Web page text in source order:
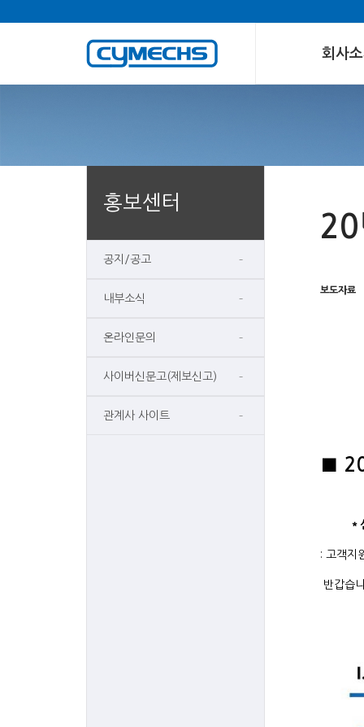
회사
홍보센터
공지/공고
내부소식
온라인문의
사이버신문고(제보신고)
관계사 사이트
20
보도자료
■
＊신
: 고객지
반갑습